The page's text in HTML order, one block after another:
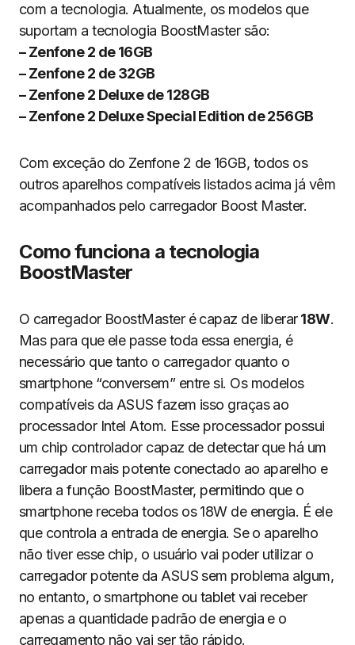
com a tecnologia. Atualmente, os modelos que
suportam a tecnologia BoostMaster são:
– Zenfone 2 de 16GB
– Zenfone 2 de 32GB
– Zenfone 2 Deluxe de 128GB
– Zenfone 2 Deluxe Special Edition de 256GB
Com exceção do Zenfone 2 de 16GB, todos os
outros aparelhos compatíveis listados acima já vêm
acompanhados pelo carregador Boost Master.
Como funciona a tecnologia
BoostMaster
O carregador BoostMaster é capaz de liberar18W.
Mas para que ele passe toda essa energia, é
necessário que tanto o carregador quanto o
smartphone “conversem” entre si. Os modelos
compatíveis da ASUS fazem isso graças ao
processador Intel Atom. Esse processador possui
um chip controlador capaz de detectar que há um
carregador mais potente conectado ao aparelho e
libera a função BoostMaster, permitindo que o
smartphone receba todos os 18W de energia. É ele
que controla a entrada de energia. Se o aparelho
não tiver esse chip, o usuário vai poder utilizar o
carregador potente da ASUS sem problema algum,
no entanto, o smartphone ou tablet vai receber
apenas a quantidade padrão de energia e o
carregamento não vai ser tão rápido.